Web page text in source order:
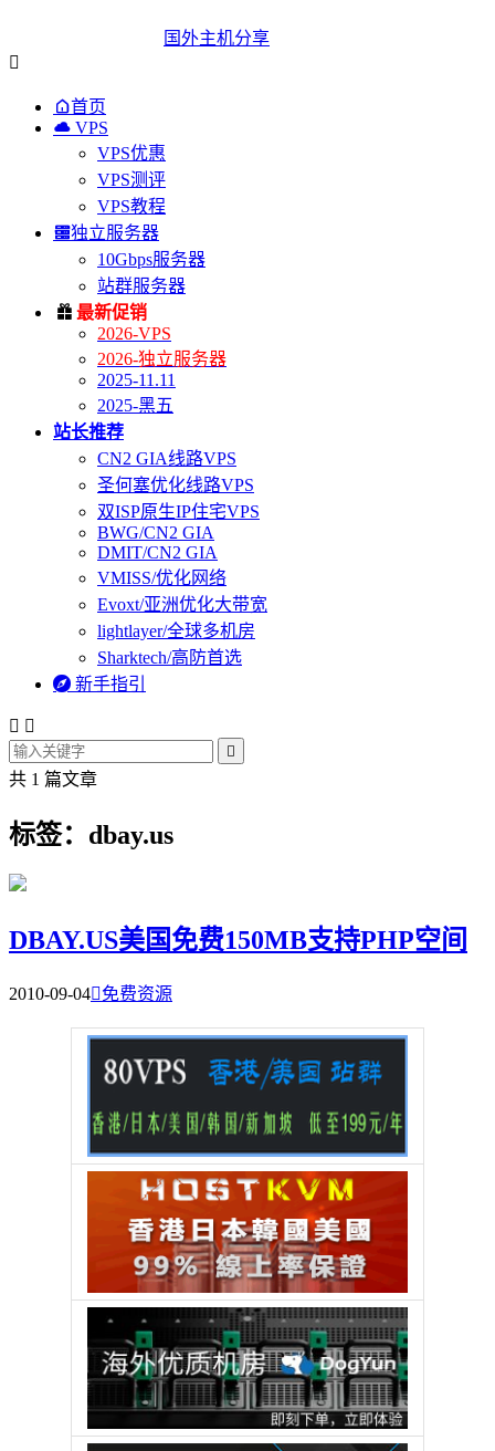
国外主机分享

首页
 VPS
VPS优惠
VPS测评
VPS教程
独立服务器
10Gbps服务器
站群服务器
 最新促销
2026-VPS
2026-独立服务器
2025-11.11
2025-黑五
站长推荐
CN2 GIA线路VPS
圣何塞优化线路VPS
双ISP原生IP住宅VPS
BWG/CN2 GIA
DMIT/CN2 GIA
VMISS/优化网络
Evoxt/亚洲优化大带宽
lightlayer/全球多机房
Sharktech/高防首选
 新手指引
 

共 1 篇文章
标签：dbay.us
DBAY.US美国免费150MB支持PHP空间
2010-09-04免费资源